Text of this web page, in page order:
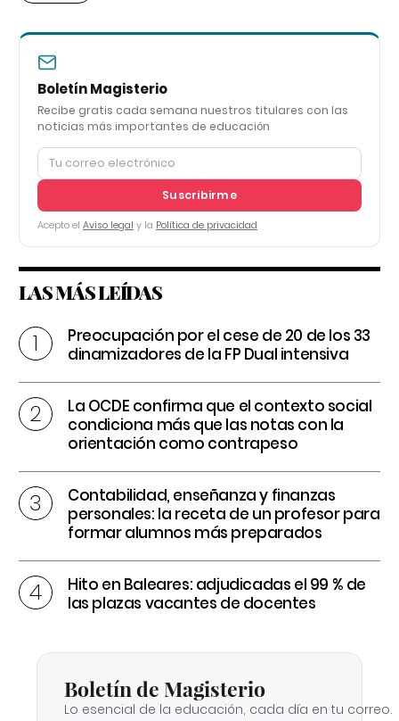
Boletín Magisterio
Recibe gratis cada semana nuestros titulares con las
noticias más importantes de educación
Suscribirme
Acepto el Aviso legal y la Política de privacidad
LAS MÁS LEÍDAS
Preocupación por el cese de 20 de los 33
dinamizadores de la FP Dual intensiva
La OCDE confirma que el contexto social
condiciona más que las notas con la
orientación como contrapeso
Contabilidad, enseñanza y finanzas
personales: la receta de un profesor para
formar alumnos más preparados
Hito en Baleares: adjudicadas el 99 % de
las plazas vacantes de docentes
Boletín de Magisterio
Lo esencial de la educación, cada día en tu correo.